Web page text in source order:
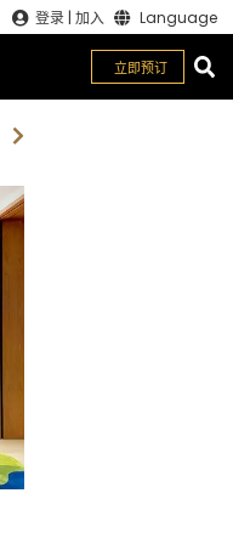
登录 |加入 Language
立即预订
关闭